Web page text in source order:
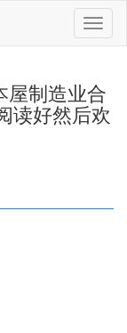
屋制造业合
读好然后欢